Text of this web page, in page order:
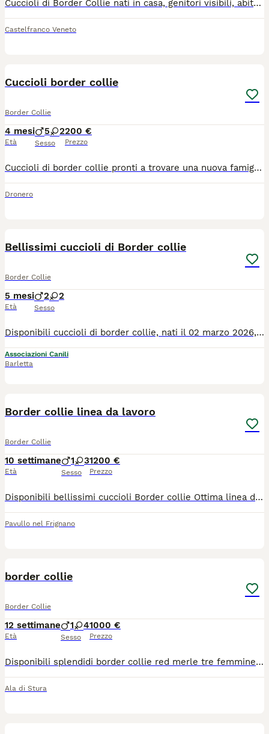
Cuccioli di Border Collie nati in casa, genitori visibili, abituati ad altri animali, cavalli e asini. Ottimo imprinting. Sani e forti verranno ceduti sverminati, con trattamenti antiparassitari, libretto veterinario e microchip
Castelfranco Veneto
Cuccioli border collie
Border Collie
4 mesi
Età
5 2
Sesso
200 €
Prezzo
Cuccioli di border collie pronti a trovare una nuova famiglia. Dolci ed abituati a bambini e altri animali
Dronero
Bellissimi cuccioli di Border collie
Border Collie
5 mesi
Età
2 2
Sesso
Disponibili cuccioli di border collie, nati il 02 marzo 2026, PRIVI di patologie genetiche e PRIVI di displasia ad anche e gomiti. Genitori visibili. Verranno ceduti con 3 vaccinazioni, con pedigree e libretto veterinario. Per ogni informazione Vi prego di contattarmi telefonicamente o via whatsapp, le e-mail le leggo con meno frequenza. Allevamento Barduli di Raffaele.
Associazioni Canili
Barletta
Border collie linea da lavoro
Border Collie
10 settimane
Età
1 3
Sesso
1200 €
Prezzo
Disponibili bellissimi cuccioli Border collie Ottima linea di sangue da lavoro Entrambi i genitori sono visibili,testati per le malattie genetiche e completamente clear Esenti displasia anche e gomiti Dna depositato Entrambi praticano sheepdog I cuccioli verranno ceduti Sverminati Vaccinati Iscritti all anagrafe canina In possesso di pedigree Enci Socializzati con persone e animali Abituati agli spostamenti in macchina Sono graditi contatti telefonici
Pavullo nel Frignano
border collie
Border Collie
12 settimane
Età
1 4
Sesso
1000 €
Prezzo
Disponibili splendidi border collie red merle tre femmine red merle un mascio red merle e una femmina bianco e nera. I cuccioli nascono e crescono in ambiente famigliare. Saranno ceduti con microchip vaccinazione sverminati , libretto sanitario e pedigree enci
Ala di Stura